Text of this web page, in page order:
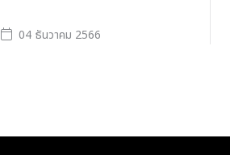
04 ธันวาคม 2566